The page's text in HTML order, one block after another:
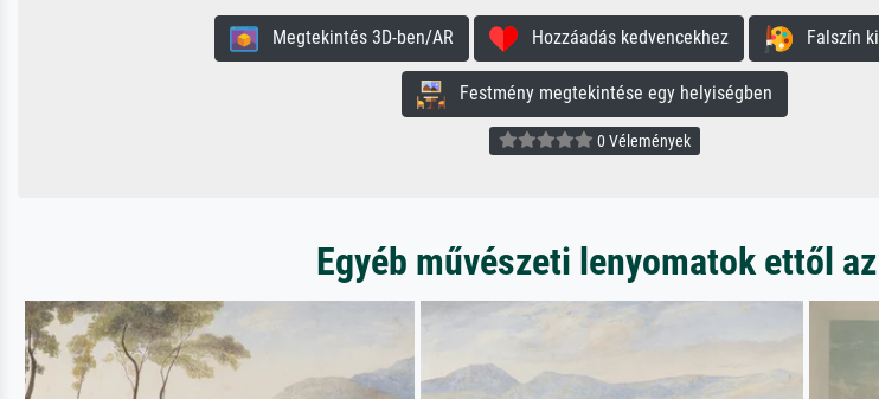
Megtekintés 3D-ben/AR Hozzáadás kedvencekhez Falszín
Festmény megtekintése egy helyiségben
0 Vélemények
Egyéb művészeti lenyomatok ettől